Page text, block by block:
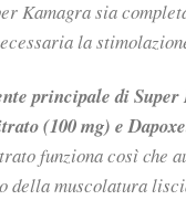
Kamagra sia
la
principale di Super
(100 mg) e
funziona così che
della muscolatura